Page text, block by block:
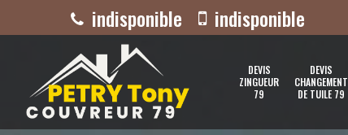
indisponible indisponible
DEVIS
ZINGUEUR
79
DEVIS
CHANGEMENT
DE TUILE 79